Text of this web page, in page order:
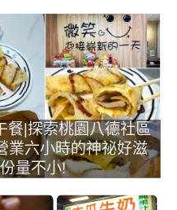
餐|探索桃園八德社區
業六小時的神祕好滋
量不小!